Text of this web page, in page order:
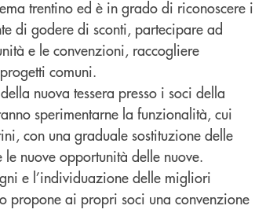
trentino ed è in grado di riconoscere i
di godere di sconti, partecipare ad
e le convenzioni, raccogliere
comuni.
nuova tessera presso i soci della
sperimentarne la funzionalità, cui
con una graduale sostituzione delle
le nuove opportunità delle nuove.
e l’individuazione delle migliori
propone ai propri soci una convenzione